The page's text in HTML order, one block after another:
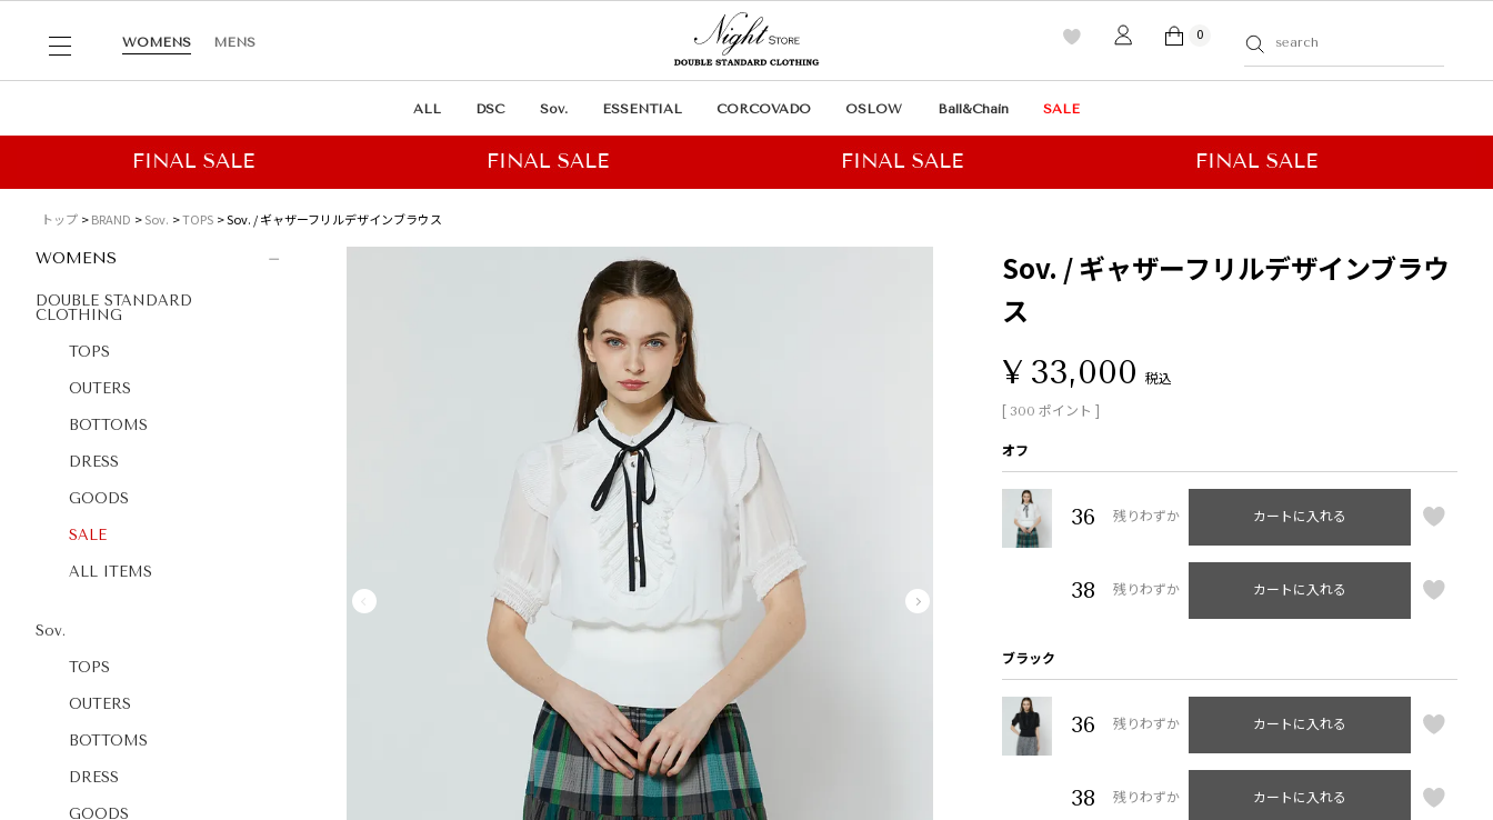
WOMENS MENS
0
ALL DSC Sov. ESSENTIAL CORCOVADO OSLOW Ball&Chain SALE
トップ BRAND Sov. TOPS Sov. / ギャザーフリルデザインブラウス
WOMENS
DOUBLE STANDARD
CLOTHING
TOPS
OUTERS
BOTTOMS
DRESS
GOODS
SALE
ALL ITEMS
Sov.
TOPS
OUTERS
BOTTOMS
DRESS
GOODS
Sov. / ギャザーフリルデザインブラウ
ス
¥ 33,000 税込
[ 300 ポイント ]
オフ
36 残りわずか カートに入れる
38 残りわずか カートに入れる
ブラック
36 残りわずか カートに入れる
38 残りわずか カートに入れる